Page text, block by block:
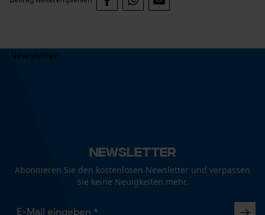
Newsletter
Abonnieren Sie den kostenlosen Newsletter und verpassen
Sie keine Neuigkeiten mehr.
Microsoft Advertising Universal